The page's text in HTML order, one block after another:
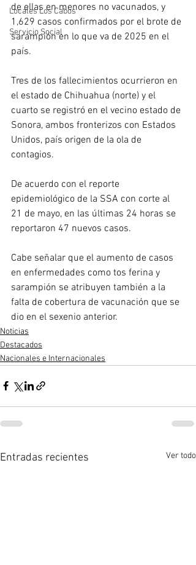
Locales Los Cabos
Servicio Social
de ellas en menores no vacunados, y
1,629 casos confirmados por el brote de
sarampión en lo que va de 2025 en el
país.
Tres de los fallecimientos ocurrieron en
el estado de Chihuahua (norte) y el
cuarto se registró en el vecino estado de
Sonora, ambos fronterizos con Estados
Unidos, país origen de la ola de
contagios.
De acuerdo con el reporte
epidemiológico de la SSA con corte al
21 de mayo, en las últimas 24 horas se
reportaron 47 nuevos casos.
Cabe señalar que el aumento de casos
en enfermedades como tos ferina y
sarampión se atribuyen también a la
falta de cobertura de vacunación que se
dio en el sexenio anterior.
Noticias
Destacados
Nacionales e Internacionales
Entradas recientes Ver todo